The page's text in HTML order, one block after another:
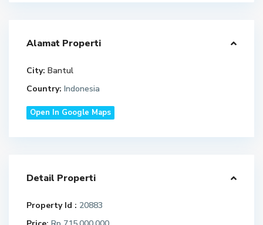
Alamat Properti
City: Bantul
Country: Indonesia
Open In Google Maps
Detail Properti
Property Id : 20883